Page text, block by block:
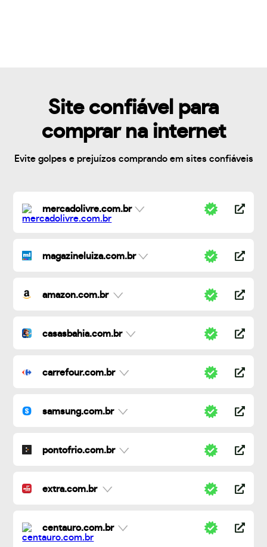
Site confiável para
comprar na internet
Evite golpes e prejuízos comprando em sites confiáveis
mercadolivre.com.br
magazineluiza.com.br
amazon.com.br
casasbahia.com.br
carrefour.com.br
samsung.com.br
pontofrio.com.br
extra.com.br
centauro.com.br